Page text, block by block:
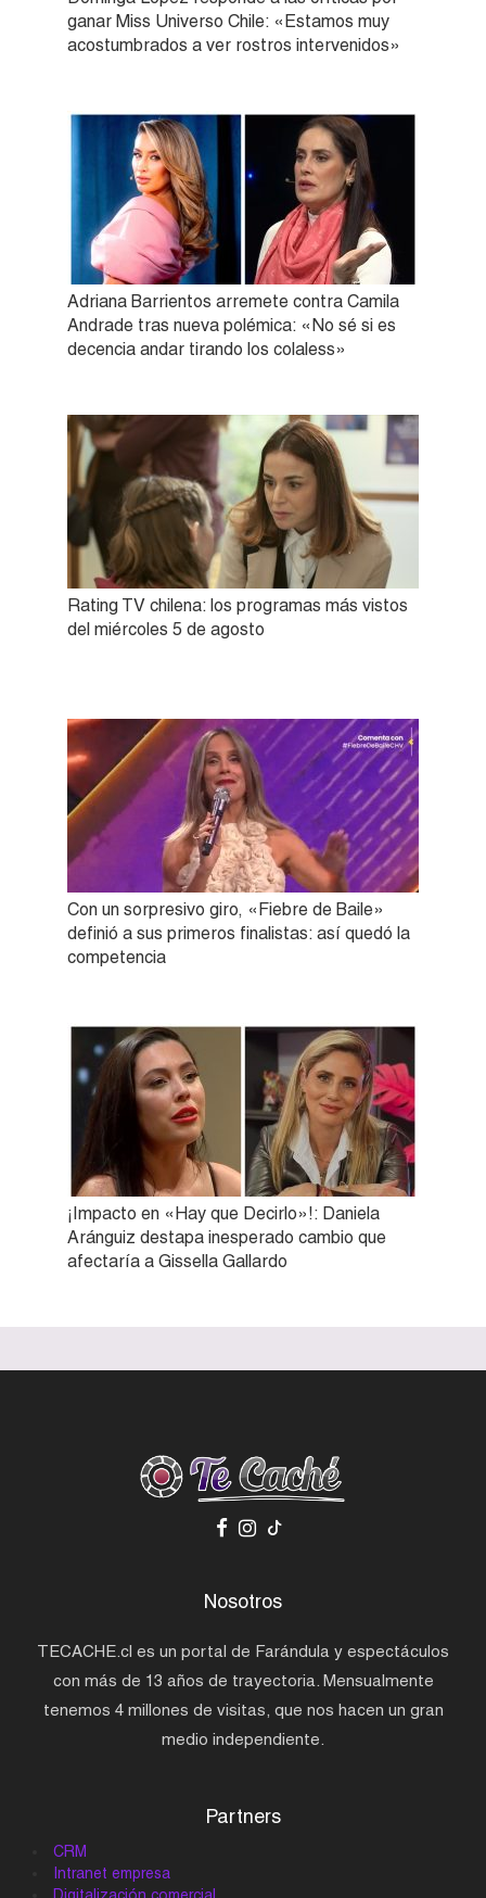
ganar Miss Universo Chile: «Estamos muy
acostumbrados a ver rostros intervenidos»
Adriana Barrientos arremete contra Camila
Andrade tras nueva polémica: «No sé si es
decencia andar tirando los colaless»
Rating TV chilena: los programas más vistos
del miércoles 5 de agosto
Con un sorpresivo giro, «Fiebre de Baile»
definió a sus primeros finalistas: así quedó la
competencia
¡Impacto en «Hay que Decirlo»!: Daniela
Aránguiz destapa inesperado cambio que
afectaría a Gissella Gallardo
Nosotros
TECACHE.cl es un portal de Farándula y espectáculos
con más de 13 años de trayectoria. Mensualmente
tenemos 4 millones de visitas, que nos hacen un gran
medio independiente.
Partners
CRM
Intranet empresa